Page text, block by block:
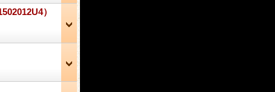
）